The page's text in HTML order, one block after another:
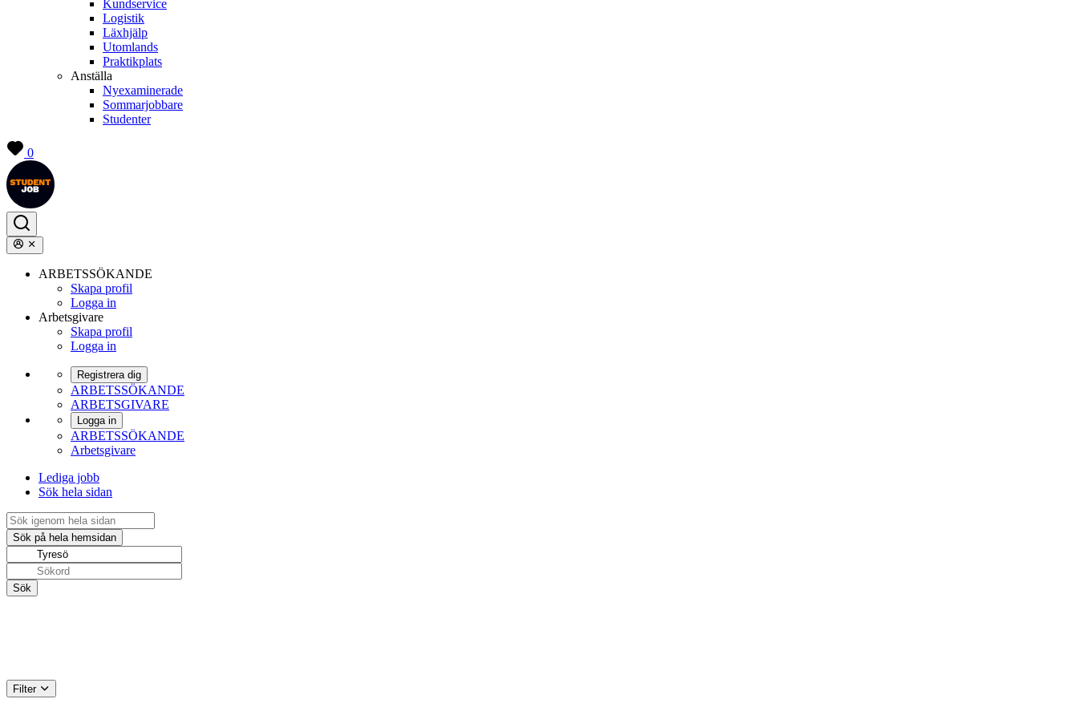
Kundservice
Logistik
Läxhjälp
Utomlands
Praktikplats
Anställa
Nyexaminerade
Sommarjobbare
Studenter
0
ARBETSSÖKANDE
Skapa profil
Logga in
Arbetsgivare
Skapa profil
Logga in
Registrera dig
ARBETSSÖKANDE
ARBETSGIVARE
Logga in
ARBETSSÖKANDE
Arbetsgivare
Lediga jobb
Sök hela sidan
Filter